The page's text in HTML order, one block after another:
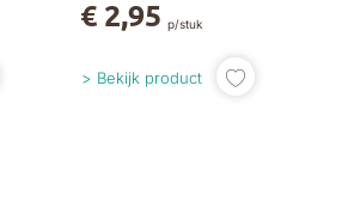
€ 2,95 p/stuk
Bekijk product